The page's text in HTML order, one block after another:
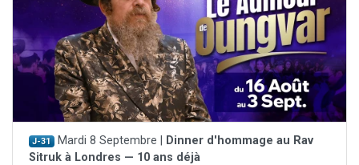
J-31 Mardi 8 Septembre |
Dinner d'hommage au Rav
Sitruk à Londres — 10 ans déjà